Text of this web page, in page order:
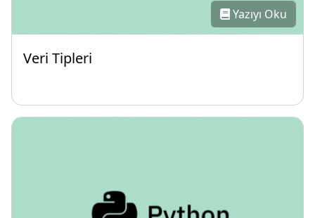
Yazıyı Oku
Veri Tipleri